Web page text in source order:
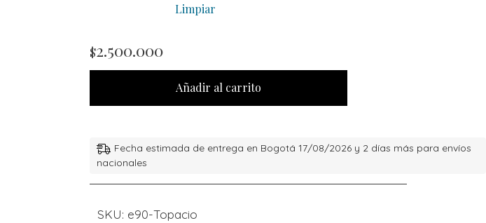
Limpiar
$2.500.000
Añadir al carrito
Fecha estimada de entrega en Bogotá 17/08/2026 y 2 días más para envíos
nacionales
SKU: e90-Topacio